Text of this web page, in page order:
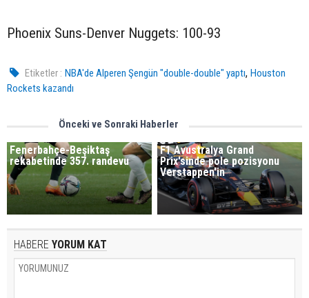
Phoenix Suns-Denver Nuggets: 100-93
Etiketler : NBA'de Alperen Şengün "double-double" yaptı,Houston
Rockets kazandı
Önceki ve Sonraki Haberler
Fenerbahçe-Beşiktaş
rekabetinde 357. randevu
F1 Avustralya Grand
Prix'sinde pole pozisyonu
Verstappen'in
HABERE YORUM KAT